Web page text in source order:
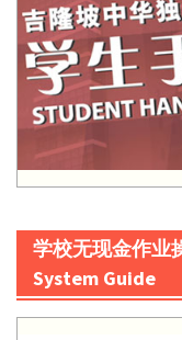
学校无现金作业
System Guide